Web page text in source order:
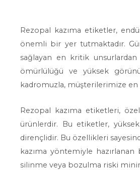
Rezopal kazıma etiketler,
önemli bir yer tutmaktadır.
sağlayan en kritik
ömürlülüğü ve yüksek
kadromuzla, müşterilerimize en
Rezopal kazıma etiketleri,
ürünlerdir. Bu etiketler,
dirençlidir. Bu özellikleri
kazıma yöntemiyle
silinme veya bozulma riski